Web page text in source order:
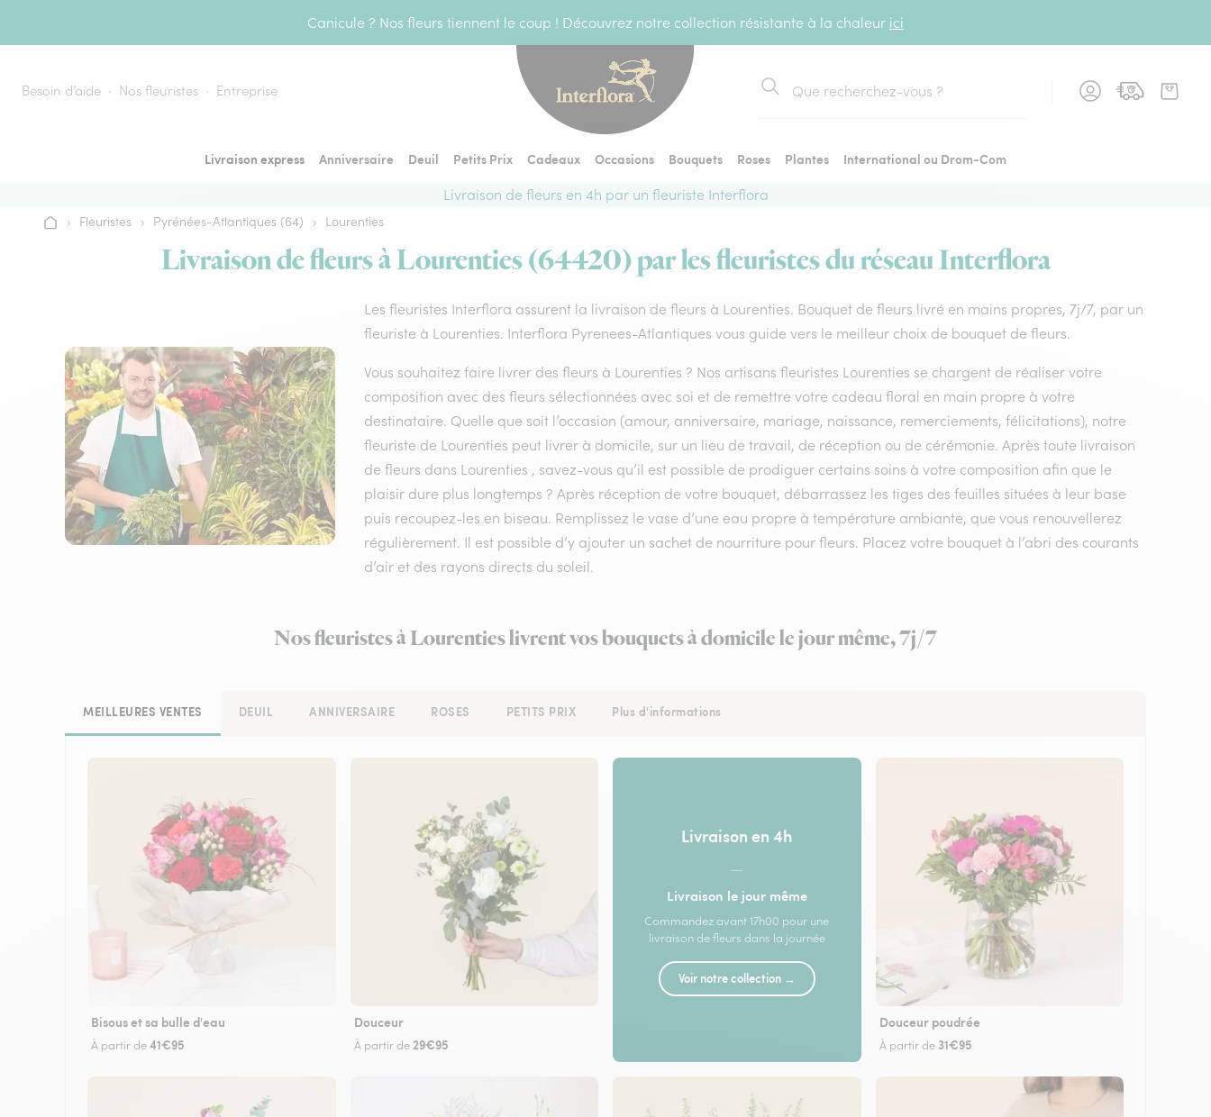
Canicule ? Nos fleurs tiennent le coup ! Découvrez notre collection résistante à la chaleur ici
Besoin d’aide Nos fleuristes Entreprise
Rechercher
Livraison express Anniversaire Deuil Petits Prix Cadeaux Occasions Bouquets Roses Plantes
International ou Drom-Com
Livraison de fleurs en 4h par un fleuriste Interflora
Accueil
› Fleuristes › Pyrénées-Atlantiques (64) › Lourenties
Livraison de fleurs à Lourenties (64420) par les fleuristes du réseau Interflora
Les fleuristes Interflora assurent la livraison de fleurs à Lourenties. Bouquet de fleurs livré en mains propres, 7j/7, par un
fleuriste à Lourenties. Interflora Pyrenees-Atlantiques vous guide vers le meilleur choix de bouquet de fleurs.
Vous souhaitez faire livrer des fleurs à Lourenties ? Nos artisans fleuristes Lourenties se chargent de réaliser votre
composition avec des fleurs sélectionnées avec soi et de remettre votre cadeau floral en main propre à votre
destinataire. Quelle que soit l’occasion (amour, anniversaire, mariage, naissance, remerciements, félicitations), notre
fleuriste de Lourenties peut livrer à domicile, sur un lieu de travail, de réception ou de cérémonie. Après toute livraison
de fleurs dans Lourenties , savez-vous qu’il est possible de prodiguer certains soins à votre composition afin que le
plaisir dure plus longtemps ? Après réception de votre bouquet, débarrassez les tiges des feuilles situées à leur base
puis recoupez-les en biseau. Remplissez le vase d’une eau propre à température ambiante, que vous renouvellerez
régulièrement. Il est possible d’y ajouter un sachet de nourriture pour fleurs. Placez votre bouquet à l’abri des courants
d’air et des rayons directs du soleil.
Nos fleuristes à Lourenties livrent vos bouquets à domicile le jour même, 7j/7
MEILLEURES VENTES DEUIL ANNIVERSAIRE ROSES PETITS PRIX Plus d'informations
Bisous et sa bulle d'eau
À partir de41€95
Douceur
À partir de 29€95
Livraison en 4h
—
Livraison le jour même
Commandez avant 17h00 pour une
livraison de fleurs dans la journée
Voir notre collection →
Douceur poudrée
À partir de 31€95